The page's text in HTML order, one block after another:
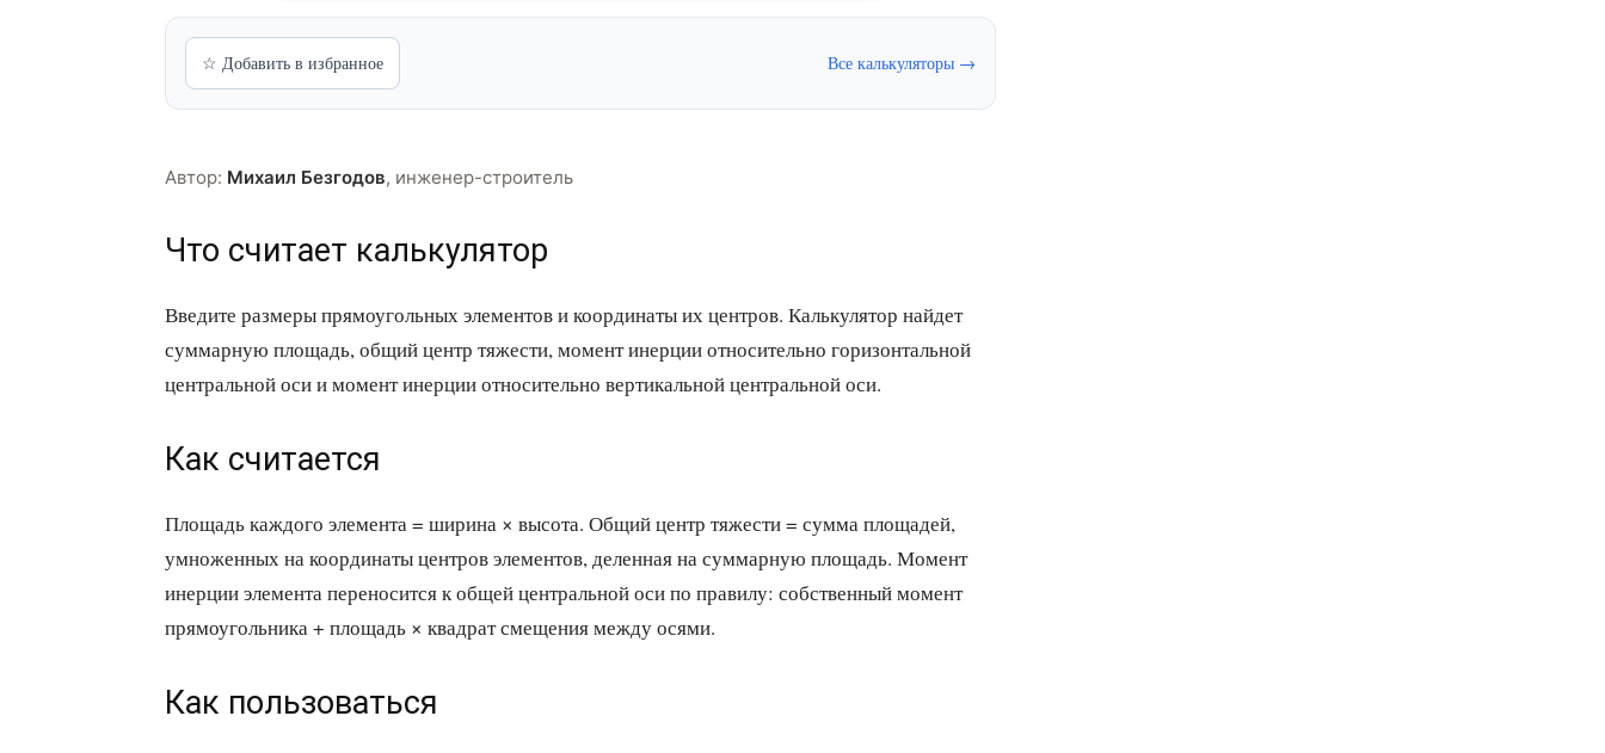
☆ Добавить в избранное Все калькуляторы →
Автор: Михаил Безгодов, инженер-строитель
Что считает калькулятор
Введите размеры прямоугольных элементов и координаты их центров. Калькулятор найдет
суммарную площадь, общий центр тяжести, момент инерции относительно горизонтальной
центральной оси и момент инерции относительно вертикальной центральной оси.
Как считается
Площадь каждого элемента = ширина × высота. Общий центр тяжести = сумма площадей,
умноженных на координаты центров элементов, деленная на суммарную площадь. Момент
инерции элемента переносится к общей центральной оси по правилу: собственный момент
прямоугольника + площадь × квадрат смещения между осями.
Как пользоваться